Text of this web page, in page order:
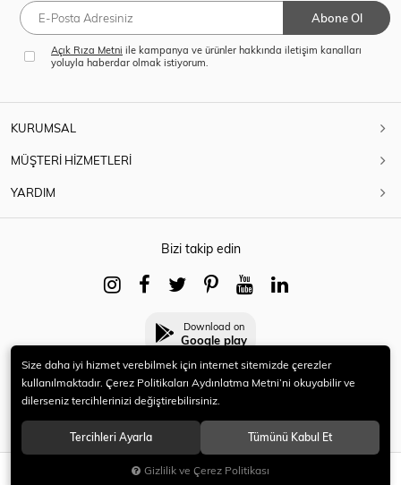
SEPETE EKLE
Abone Ol
Açık Rıza Metni ile kampanya ve ürünler hakkında iletişim kanalları
yoluyla haberdar olmak istiyorum.
KURUMSAL
MÜŞTERİ HİZMETLERİ
YARDIM
Bizi takip edin
Download on
Google play
© 2021 HERYENİ. Tüm hakları saklıdır.
Size daha iyi hizmet verebilmek için internet sitemizde çerezler
kullanılmaktadır. Çerez Politikaları Aydınlatma Metni’ni okuyabilir ve
dilerseniz tercihlerinizi değiştirebilirsiniz.
Tercihleri Ayarla Tümünü Kabul Et
Gizlilik ve Çerez Politikası